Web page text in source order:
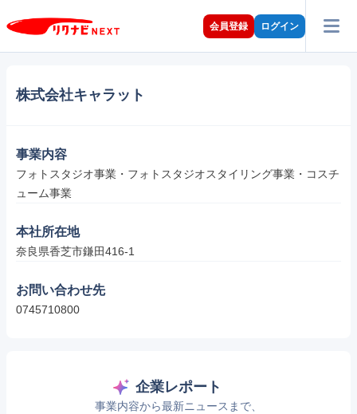
会員登録 ログイン
株式会社キャラット
事業内容
フォトスタジオ事業・フォトスタジオスタイリング事業・コスチ
ューム事業
本社所在地
奈良県香芝市鎌田416-1
お問い合わせ先
0745710800
企業レポート
事業内容から最新ニュースまで、